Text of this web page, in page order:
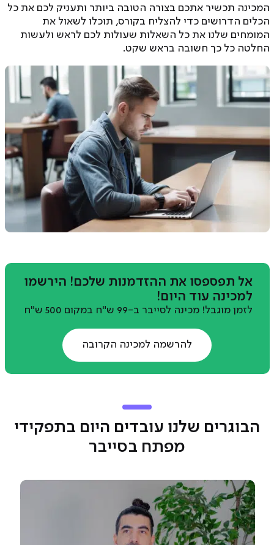
המכינה תכשיר אתכם בצורה הטובה ביותר ותעניק לכם את כל
הכלים הדרושים כדי להצליח בקורס, תוכלו לשאול את
המומחים שלנו את כל השאלות שעולות לכם לראש ולעשות
החלטה כל כך חשובה בראש שקט.
אל תפספסו את ההזדמנות שלכם! הירשמו
למכינה עוד היום!
לזמן מוגבל! מכינה לסייבר ב-99 ש"ח במקום 500 ש"ח
להרשמה למכינה הקרובה
הבוגרים שלנו עובדים היום בתפקידי
מפתח בסייבר